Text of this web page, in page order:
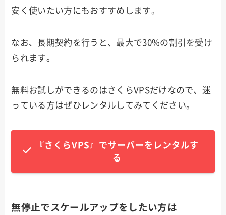
安く使いたい方にもおすすめします。
なお、長期契約を行うと、最大で30%の割引を受け
られます。
無料お試しができるのはさくらVPSだけなので、迷
っている方はぜひレンタルしてみてください。
『さくらVPS』でサーバーをレンタルす
る
無停止でスケールアップをしたい方は